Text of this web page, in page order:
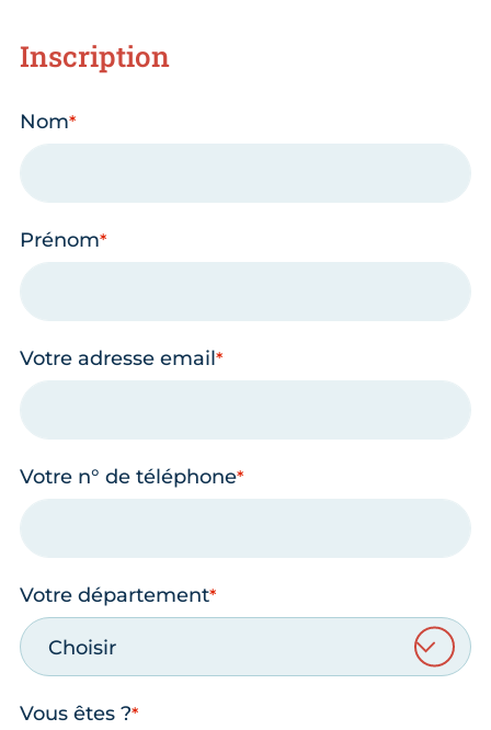
Inscription
Nom
Prénom
Votre adresse email
Votre n° de téléphone
Votre département
Choisir
Vous êtes ?